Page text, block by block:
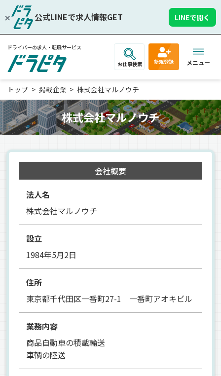
公式LINEで求人情報GET LINEで開く
ドライバーの求人・転職サービス
お仕事検索 新規登録 メニュー
トップ 掲載企業 株式会社マルノウチ
株式会社マルノウチ
会社概要
法人名
株式会社マルノウチ
設立
1984年5月2日
住所
東京都千代田区一番町27-1 一番町アオキビル
業務内容
商品自動車の積載輸送
車輌の陸送